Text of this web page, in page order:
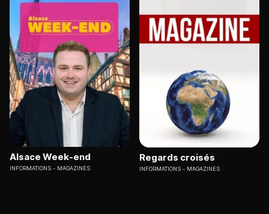
Alsace Week-end
INFORMATIONS MAGAZINES
Regards croisés
INFORMATIONS MAGAZINES